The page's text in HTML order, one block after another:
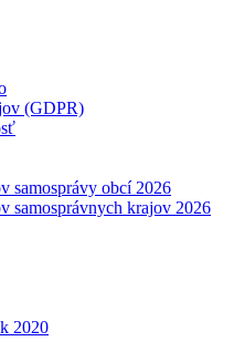
(GDPR)
samosprávy obcí 2026
samosprávnych krajov 2026
2020